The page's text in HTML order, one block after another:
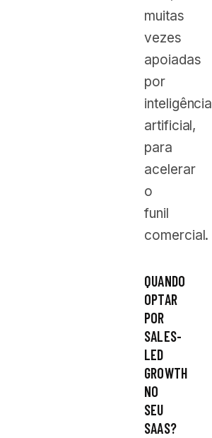
muitas
vezes
apoiadas
por
inteligência
artificial,
para
acelerar
o
funil
comercial.
QUANDO
OPTAR
POR
SALES-
LED
GROWTH
NO
SEU
SAAS?